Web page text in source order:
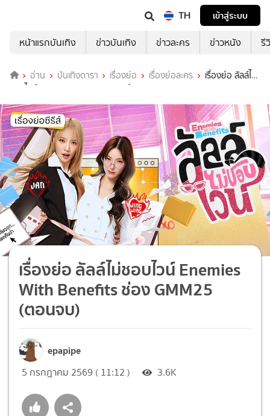
TH
เข้าสู่ระบบ
หน้าแรกบันเทิง
ข่าวบันเทิง ข่าวละคร ข่าวหนัง รี
อ่าน บันเทิงดารา เรื่องย่อ เรื่องย่อละคร
เรื่องย่อ ลัลล์ไม่
ชอบไวน์ Enemies With Benefits ช่อง GMM25 (ตอนจบ)
เรื่องย่อ ลัลล์ไม่ชอบไวน์ Enemies
With Benefits ช่อง GMM25
(ตอนจบ)
epapipe
5 กรกฎาคม 2569 ( 11:12 ) 3.6K